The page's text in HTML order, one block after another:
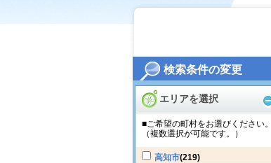
検索条件の変更
エリアを選択
■ご希望の町村をお選びください。
（複数選択が可能です。）
高知市(219)